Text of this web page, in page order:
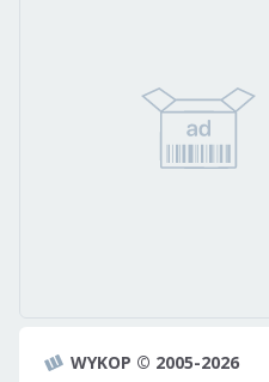
WYKOP © 2005-2026